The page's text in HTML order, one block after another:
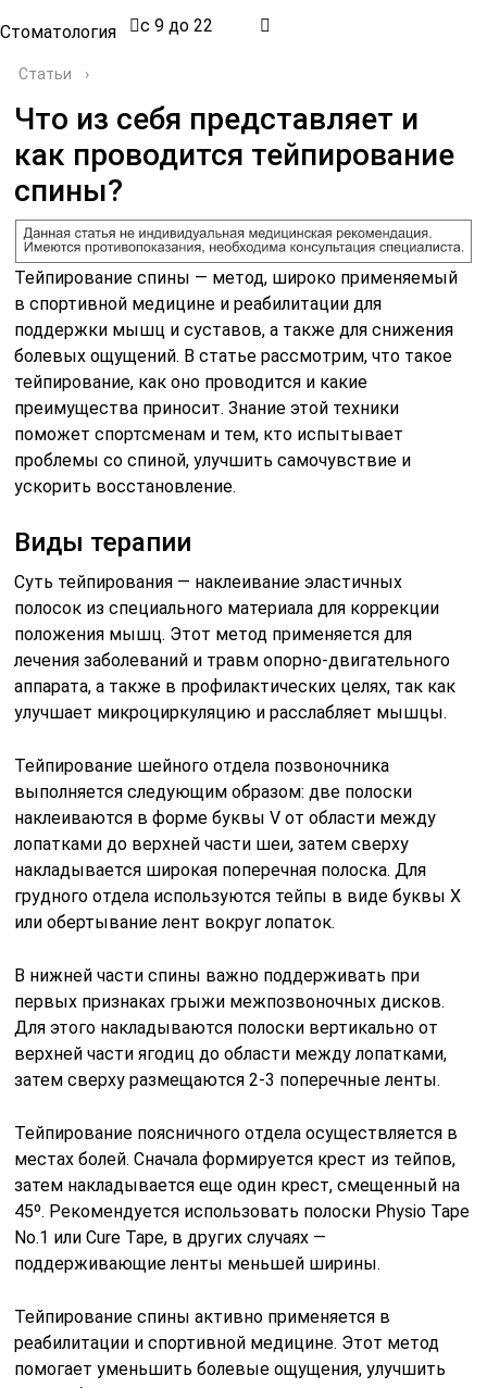
Стоматология с 9 до 22
Статьи ›
Что из себя представляет и
как проводится тейпирование
спины?
Тейпирование спины — метод, широко применяемый
в спортивной медицине и реабилитации для
поддержки мышц и суставов, а также для снижения
болевых ощущений. В статье рассмотрим, что такое
тейпирование, как оно проводится и какие
преимущества приносит. Знание этой техники
поможет спортсменам и тем, кто испытывает
проблемы со спиной, улучшить самочувствие и
ускорить восстановление.
Виды терапии
Суть тейпирования — наклеивание эластичных
полосок из специального материала для коррекции
положения мышц. Этот метод применяется для
лечения заболеваний и травм опорно-двигательного
аппарата, а также в профилактических целях, так как
улучшает микроциркуляцию и расслабляет мышцы.
Тейпирование шейного отдела позвоночника
выполняется следующим образом: две полоски
наклеиваются в форме буквы V от области между
лопатками до верхней части шеи, затем сверху
накладывается широкая поперечная полоска. Для
грудного отдела используются тейпы в виде буквы Х
или обертывание лент вокруг лопаток.
В нижней части спины важно поддерживать при
первых признаках грыжи межпозвоночных дисков.
Для этого накладываются полоски вертикально от
верхней части ягодиц до области между лопатками,
затем сверху размещаются 2-3 поперечные ленты.
Тейпирование поясничного отдела осуществляется в
местах болей. Сначала формируется крест из тейпов,
затем накладывается еще один крест, смещенный на
45º. Рекомендуется использовать полоски Physio Tape
No.1 или Cure Tape, в других случаях —
поддерживающие ленты меньшей ширины.
Тейпирование спины активно применяется в
реабилитации и спортивной медицине. Этот метод
помогает уменьшить болевые ощущения, улучшить